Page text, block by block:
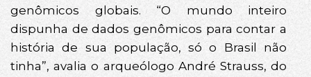
genômicos globais. “O mundo inteiro
dispunha de dados genômicos para contar a
história de sua população, só o Brasil não
tinha”, avalia o arqueólogo André Strauss, do